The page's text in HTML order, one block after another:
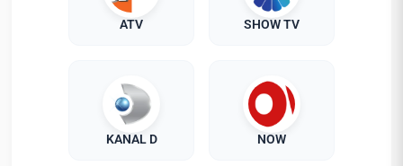
ATV SHOW TV
KANAL D NOW